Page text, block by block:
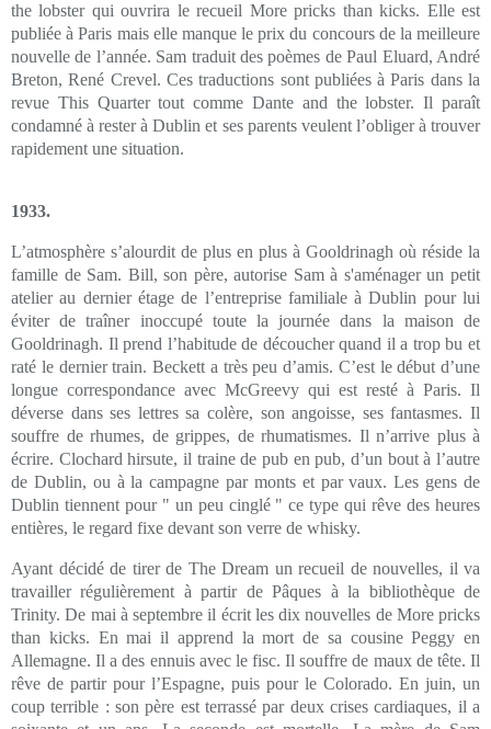
the lobster qui ouvrira le recueil More pricks than kicks. Elle est
publiée à Paris mais elle manque le prix du concours de la meilleure
nouvelle de l’année. Sam traduit des poèmes de Paul Eluard, André
Breton, René Crevel. Ces traductions sont publiées à Paris dans la
revue This Quarter tout comme Dante and the lobster. Il paraît
condamné à rester à Dublin et ses parents veulent l’obliger à trouver
rapidement une situation.
1933.
L’atmosphère s’alourdit de plus en plus à Gooldrinagh où réside la
famille de Sam. Bill, son père, autorise Sam à s'aménager un petit
atelier au dernier étage de l’entreprise familiale à Dublin pour lui
éviter de traîner inoccupé toute la journée dans la maison de
Gooldrinagh. Il prend l’habitude de découcher quand il a trop bu et
raté le dernier train. Beckett a très peu d’amis. C’est le début d’une
longue correspondance avec McGreevy qui est resté à Paris. Il
déverse dans ses lettres sa colère, son angoisse, ses fantasmes. Il
souffre de rhumes, de grippes, de rhumatismes. Il n’arrive plus à
écrire. Clochard hirsute, il traine de pub en pub, d’un bout à l’autre
de Dublin, ou à la campagne par monts et par vaux. Les gens de
Dublin tiennent pour " un peu cinglé " ce type qui rêve des heures
entières, le regard fixe devant son verre de whisky.
Ayant décidé de tirer de The Dream un recueil de nouvelles, il va
travailler régulièrement à partir de Pâques à la bibliothèque de
Trinity. De mai à septembre il écrit les dix nouvelles de More pricks
than kicks. En mai il apprend la mort de sa cousine Peggy en
Allemagne. Il a des ennuis avec le fisc. Il souffre de maux de tête. Il
rêve de partir pour l’Espagne, puis pour le Colorado. En juin, un
coup terrible : son père est terrassé par deux crises cardiaques, il a